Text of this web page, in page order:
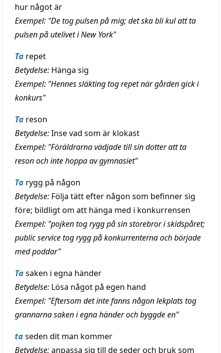
hur något är
Exempel: "De tog pulsen på mig; det ska bli kul att ta
pulsen på utelivet i New York"
Ta repet
Betydelse: Hänga sig
Exempel: "Hennes släkting tog repet när gården gick i
konkurs"
Ta reson
Betydelse:Inse vad som är klokast
Exempel: "Föräldrarna vädjade till sin dotter att ta
reson och inte hoppa av gymnasiet"
Ta rygg på någon
Betydelse: Följa tätt efter någon som befinner sig
före; bildligt om att hänga med i konkurrensen
Exempel: "pojken tog rygg på sin storebror i skidspåret;
public service tog rygg på konkurrenterna och började
med poddar"
Tasaken i egna händer
Betydelse: Lösa något på egen hand
Exempel: "Eftersom det inte fanns någon lekplats tog
grannarna saken i egna händer och byggde en"
taseden dit man kommer
Betydelse:anpassa sig till de seder och bruk som